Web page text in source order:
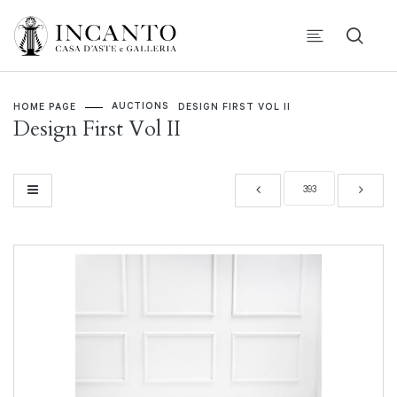
HOME PAGE AUCTIONS DESIGN FIRST VOL II
Design First Vol II